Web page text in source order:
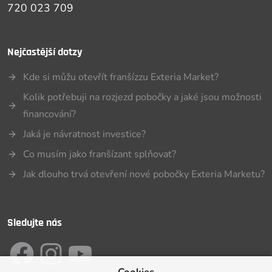
720 023 709
Nejčastější dotzy
Kde si můžu otevřít franšízzu Exteria Market?
Kolik potřebuji na rozjezd pobočky a jaké jsou možnosti
financování?
Jaká je návratnost investice?
Co musím jako franšízant splňovat?
Jak dlouho trvá otevření nové pobočky Exteria Marketu?
Sledujte nás